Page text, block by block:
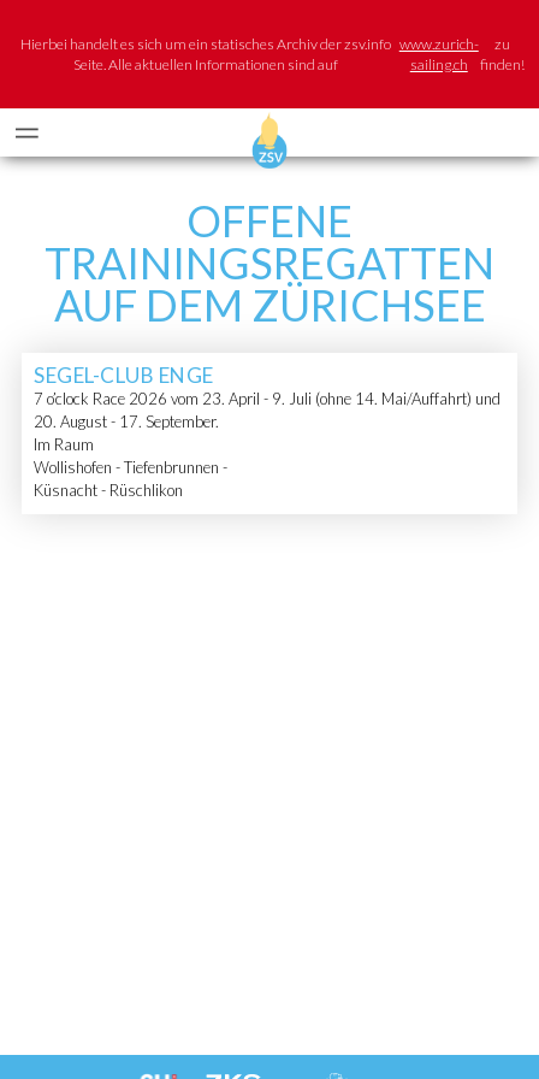
Hierbei handelt es sich um ein statisches Archiv der zsv.info
Seite. Alle aktuellen Informationen sind auf
www.zurich-
sailing.ch
zu
finden!
OFFENE
TRAININGSREGATTEN
AUF DEM ZÜRICHSEE
SEGEL-CLUB ENGE
7 o’clock Race 2026 vom 23. April - 9. Juli (ohne 14. Mai/Auffahrt) und
20. August - 17. September.
Im Raum
Wollishofen - Tiefenbrunnen -
Küsnacht - Rüschlikon